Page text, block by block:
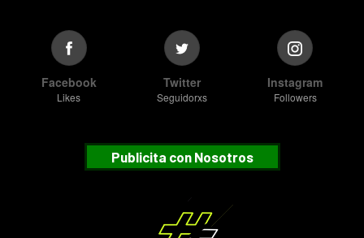
Facebook
Likes
Twitter
Seguidorxs
Instagram
Followers
Publicita con Nosotros